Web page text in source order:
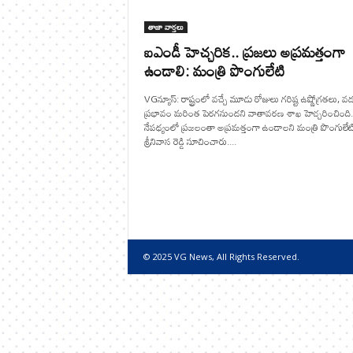
తాజా వార్తలు
ఐఎండీ హెచ్చరిక.. ప్రజలు అప్రమత్తంగా
ఉండాలి: మంత్రి పొంగులేటి
VGన్యూస్: రాష్ట్రంలో వచ్చే మూడు రోజులు గరిష్ట ఉష్ణోగ్రతలు,
ప్రభావం మ‌రింత పెర‌గ‌నుంద‌ని వాతావరణ శాఖ
నేపధ్యంలో ప్రజలంతా అప్రమత్తంగా ఉండాలని మంత్రి
శ్రీనివాస రెడ్డి సూచించారు....
© 2025 VG News, All Rights Reserved.